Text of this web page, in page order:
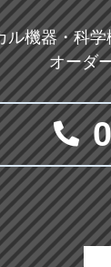
ル機器・科
オーダ